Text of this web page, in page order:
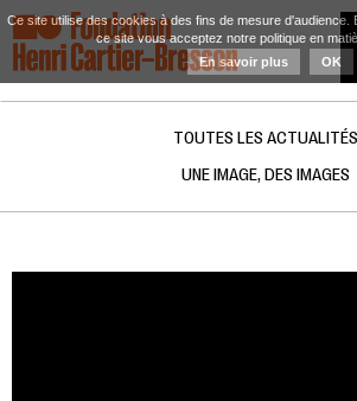
TOUTES LES ACTUALITÉS
UNE IMAGE, DES IMAGES
Ce site utilise des cookies à des fins de mesure d'audience.
ce site vous acceptez notre politique en
En savoir plus
OK